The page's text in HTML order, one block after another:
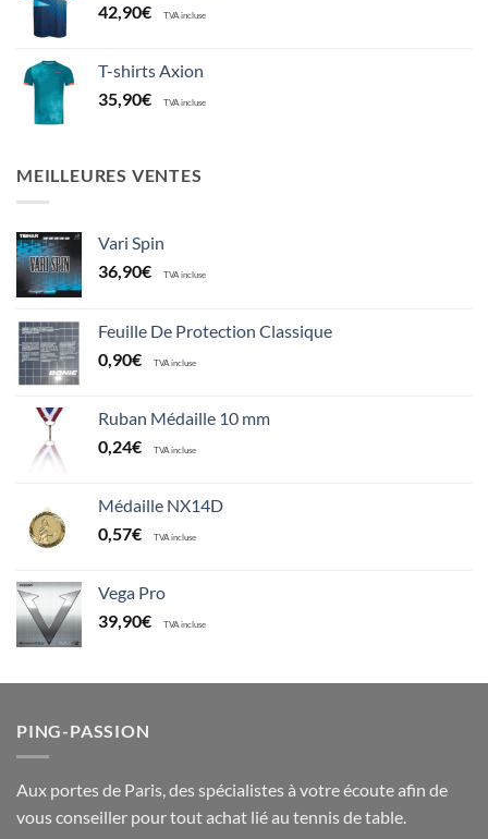
42,90€ TVA incluse
T-shirts Axion
35,90€ TVA incluse
MEILLEURES VENTES
Vari Spin
36,90€ TVA incluse
Feuille De Protection Classique
0,90€ TVA incluse
Ruban Médaille 10 mm
0,24€ TVA incluse
Médaille NX14D
0,57€ TVA incluse
Vega Pro
39,90€ TVA incluse
PING-PASSION
Aux portes de Paris, des spécialistes à votre écoute afin de
vous conseiller pour tout achat lié au tennis de table.